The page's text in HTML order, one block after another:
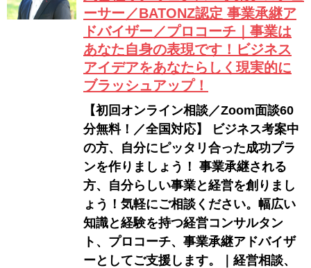
ーサー／BATONZ認定 事業承継ア
ドバイザー／プロコーチ｜事業は
あなた自身の表現です！ビジネス
アイデアをあなたらしく現実的に
ブラッシュアップ！
【初回オンライン相談／Zoom面談60
分無料！／全国対応】 ビジネス考案中
の方、自分にピッタリ合った成功プラ
ンを作りましょう！ 事業承継される
方、自分らしい事業と経営を創りまし
ょう！気軽にご相談ください。幅広い
知識と経験を持つ経営コンサルタン
ト、プロコーチ、事業承継アドバイザ
ーとしてご支援します。｜経営相談、